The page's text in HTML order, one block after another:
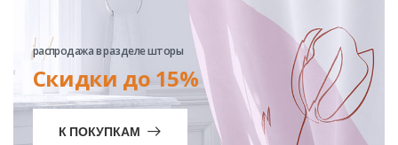
распродажа в разделе шторы
Скидки до 15%
К ПОКУПКАМ